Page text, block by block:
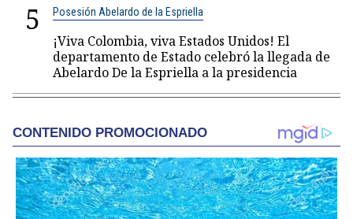
5 Posesión Abelardo de la Espriella
¡Viva Colombia, viva Estados Unidos! El
departamento de Estado celebró la llegada de
Abelardo De la Espriella a la presidencia